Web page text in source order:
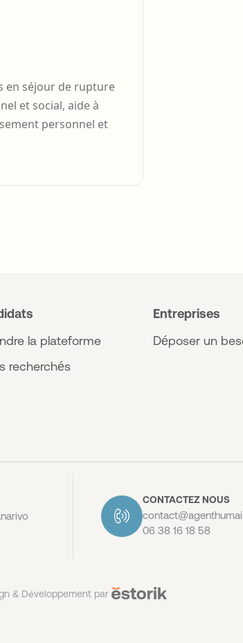
en séjour de rupture
et social, aide à
personnel et
la plateforme
recherchés
Entreprises
Déposer un
CONTACTEZ NOUS
06 38 16 18 58
& Développement par